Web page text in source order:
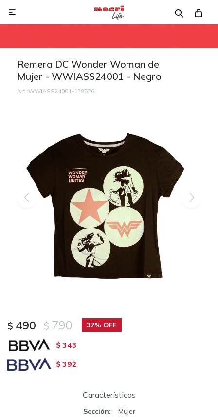

Remera DC Wonder Woman de
Mujer - WWIASS24001 - Negro
WWIASS24001-139526
$ 490 $ 790 37
$ 343
$ 392
Características
Sección Mujer